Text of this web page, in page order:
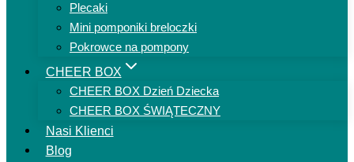
Plecaki
Mini pomponiki breloczki
Pokrowce na pompony
CHEER BOX
CHEER BOX Dzień Dziecka
CHEER BOX ŚWIĄTECZNY
Nasi Klienci
Blog